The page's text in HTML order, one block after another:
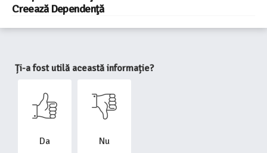
Creează Dependenţă
Ți-a fost utilă această informație?
Da Nu